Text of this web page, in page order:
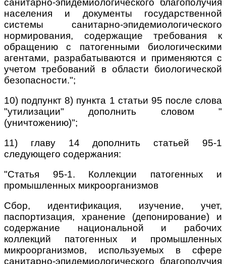
санитарно-эпидемиологического благополучия
населения и документы государственной
системы санитарно-эпидемиологического
нормирования, содержащие требования к
обращению с патогенными биологическими
агентами, разрабатываются и применяются с
учетом требований в области биологической
безопасности.";
10) подпункт 8) пункта 1 статьи 95 после слова
"утилизации" дополнить словом "
(уничтожению)";
11) главу 14 дополнить статьей 95-1
следующего содержания:
"Статья 95-1. Коллекции патогенных и
промышленных микроорганизмов
Сбор, идентификация, изучение, учет,
паспортизация, хранение (депонирование) и
содержание национальной и рабочих
коллекций патогенных и промышленных
микроорганизмов, используемых в сфере
санитарно-эпидемиологического благополучия